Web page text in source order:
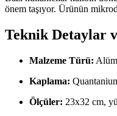
önem taşıyor. Ürünün
Teknik Detaylar
Malzeme Türü:
Kaplama:
Ölçüler: 23x32 cm,